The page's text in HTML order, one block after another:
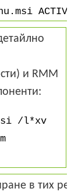
и RMM
/l*xv
в тих